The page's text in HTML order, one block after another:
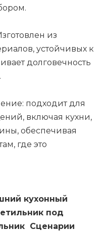
из
устойчивых к
долговечность
подходит для
включая кухни,
обеспечивая
где это
кухонный
под
Сценарии